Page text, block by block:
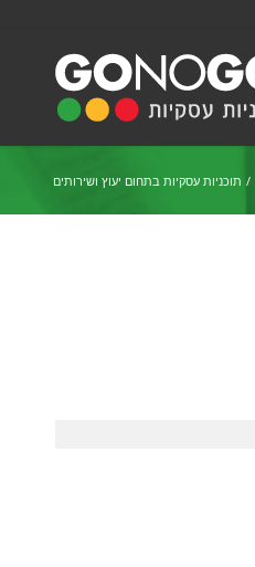
/ תוכניות עסקיות בתחום יעוץ ושירותים